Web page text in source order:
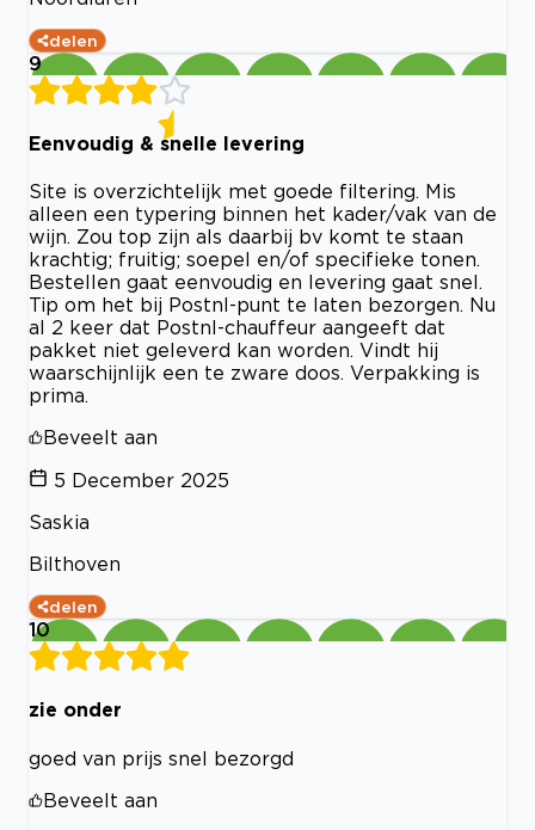
delen
9
Eenvoudig & snelle levering
Site is overzichtelijk met goede filtering. Mis
alleen een typering binnen het kader/vak van de
wijn. Zou top zijn als daarbij bv komt te staan
krachtig; fruitig; soepel en/of specifieke tonen.
Bestellen gaat eenvoudig en levering gaat snel.
Tip om het bij Postnl-punt te laten bezorgen. Nu
al 2 keer dat Postnl-chauffeur aangeeft dat
pakket niet geleverd kan worden. Vindt hij
waarschijnlijk een te zware doos. Verpakking is
prima.
Beveelt aan
5 December 2025
Saskia
Bilthoven
delen
10
zie onder
goed van prijs snel bezorgd
Beveelt aan